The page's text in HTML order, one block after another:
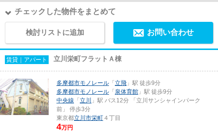
チェックした物件をまとめて
検討リストに追加 お問い合わせ
賃貸｜アパート 立川栄町フラットＡ棟
多摩都市モノレール 「立飛 」駅 徒歩9分
多摩都市モノレール 「泉体育館 」駅 徒歩9分
中央線 「立川
」駅 バス12分 「立川サンシャインパーク
前」 停歩3分
東京都立川市栄町 ４丁目
4万円